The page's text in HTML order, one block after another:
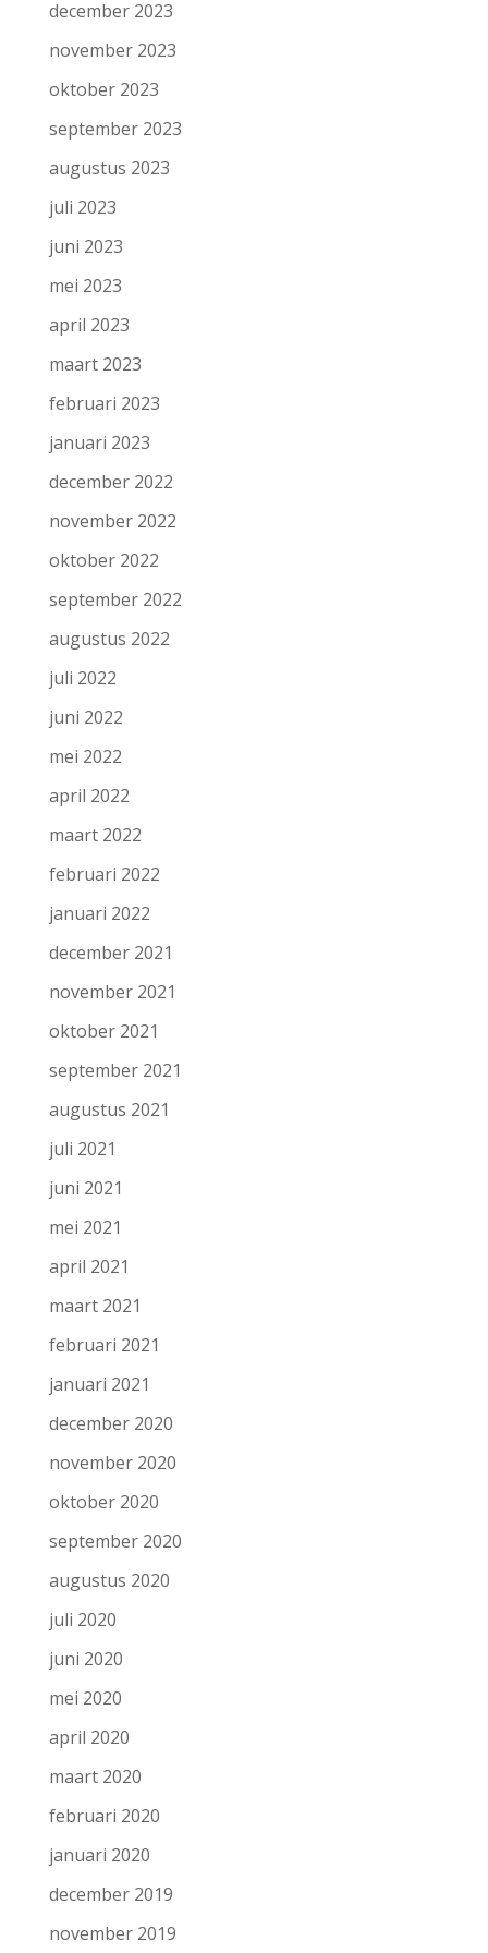
december 2023
november 2023
oktober 2023
september 2023
augustus 2023
juli 2023
juni 2023
mei 2023
april 2023
maart 2023
februari 2023
januari 2023
december 2022
november 2022
oktober 2022
september 2022
augustus 2022
juli 2022
juni 2022
mei 2022
april 2022
maart 2022
februari 2022
januari 2022
december 2021
november 2021
oktober 2021
september 2021
augustus 2021
juli 2021
juni 2021
mei 2021
april 2021
maart 2021
februari 2021
januari 2021
december 2020
november 2020
oktober 2020
september 2020
augustus 2020
juli 2020
juni 2020
mei 2020
april 2020
maart 2020
februari 2020
januari 2020
december 2019
november 2019